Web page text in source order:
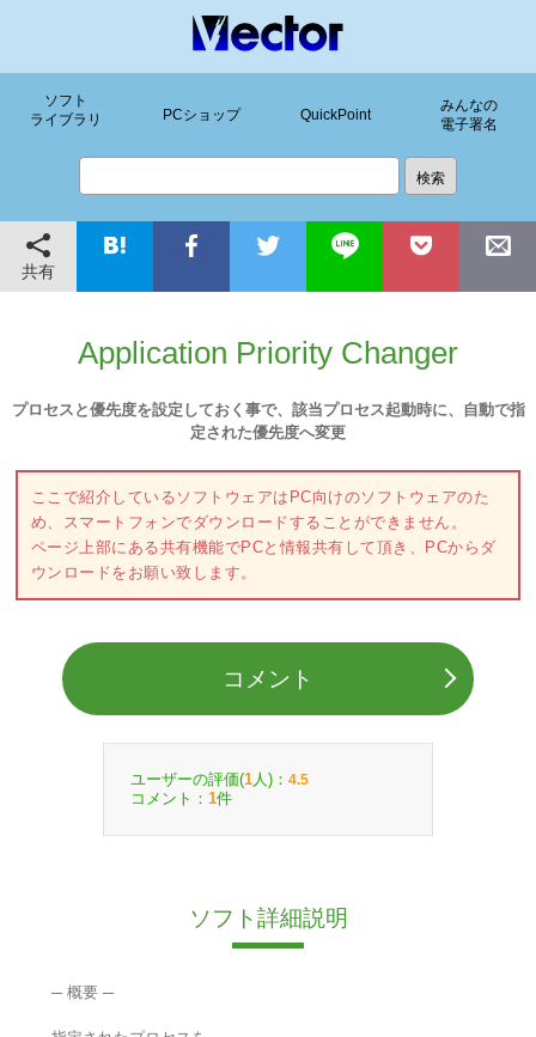
ソフト
ライブラリ
PCショップ QuickPoint
みんなの
電子署名
共有
Application Priority Changer
プロセスと優先度を設定しておく事で、該当プロセス起動時に、自動で指
定された優先度へ変更
ここで紹介しているソフトウェアはPC向けのソフトウェアのた
め、スマートフォンでダウンロードすることができません。
ページ上部にある共有機能でPCと情報共有して頂き、PCからダ
ウンロードをお願い致します。
コメント
ユーザーの評価(1 人)： 4.5
コメント： 1件
ソフト詳細説明
─ 概要 ─